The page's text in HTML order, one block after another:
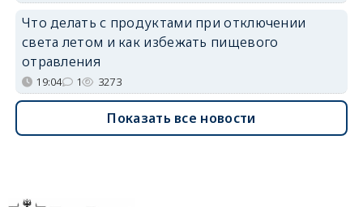
Что делать с продуктами при отключении
света летом и как избежать пищевого
отравления
19:04 1 3273
Показать все новости